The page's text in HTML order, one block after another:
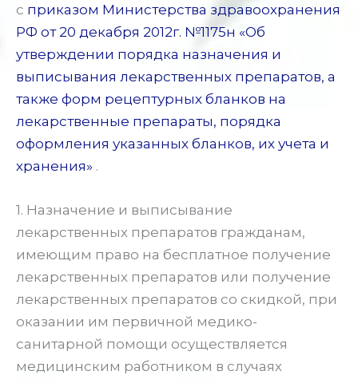
с приказом Министерства здравоохранения
РФ от 20 декабря 2012г. №1175н «Об
утверждении порядка назначения и
выписывания лекарственных препаратов, а
также форм рецептурных бланков на
лекарственные препараты, порядка
оформления указанных бланков, их учета и
хранения» .
1. Назначение и выписывание
лекарственных препаратов гражданам,
имеющим право на бесплатное получение
лекарственных препаратов или получение
лекарственных препаратов со скидкой, при
оказании им первичной медико-
санитарной помощи осуществляется
медицинским работником в случаях